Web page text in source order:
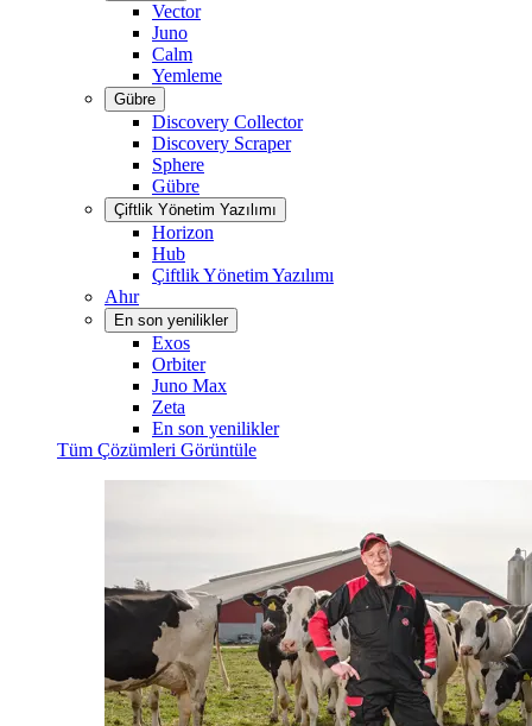
Vector
Juno
Calm
Yemleme
Gübre
Discovery Collector
Discovery Scraper
Sphere
Gübre
Çiftlik Yönetim Yazılımı
Horizon
Hub
Çiftlik Yönetim Yazılımı
Ahır
En son yenilikler
Exos
Orbiter
Juno Max
Zeta
En son yenilikler
Tüm Çözümleri Görüntüle